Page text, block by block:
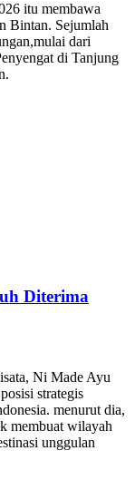
itu membawa
Bintan. Sejumlah
dari
di Tanjung
Diterima
Ni Made Ayu
strategis
menurut dia,
membuat wilayah
unggulan